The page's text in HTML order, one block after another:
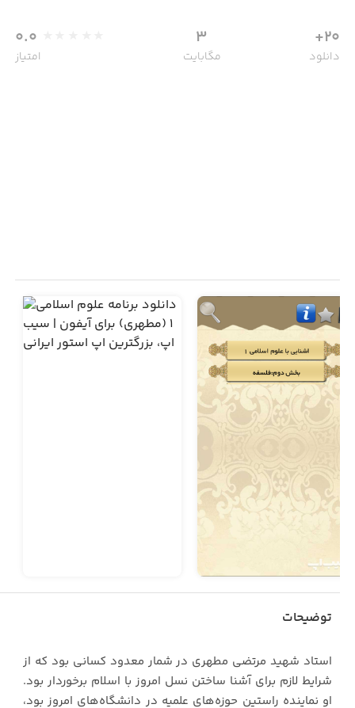
20+
دانلود
3
مگابایت
0.0
امتیاز
توضیحات
استاد شهید مرتضی مطهری در شمار معدود کسانی بود که از
شرایط لازم برای‌ آشنا ساختن نسل امروز با اسلام برخوردار بود.
او نماینده راستین حوزه‌های‌ علمیه در دانشگاه‌های امروز بود،